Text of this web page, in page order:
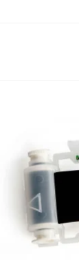
Nếp Bằng
Của